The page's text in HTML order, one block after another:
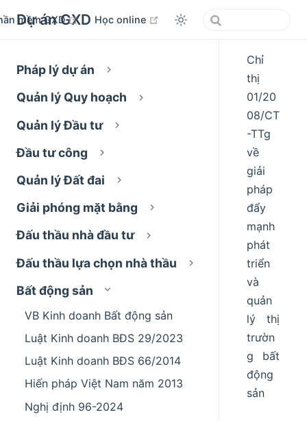
Dự án GXD
mềm GXD open in new window
Học online open in new window
Pháp lý dự án
Quản lý Quy hoạch
Quản lý Đầu tư
Đầu tư công
Quản lý Đất đai
Giải phóng mặt bằng
Đấu thầu nhà đầu tư
Đấu thầu lựa chọn nhà thầu
Bất động sản
VB Kinh doanh Bất động sản
Luật Kinh doanh BĐS 29/2023
Luật Kinh doanh BĐS 66/2014
Hiến pháp Việt Nam năm 2013
Nghị định 96-2024
Chỉ
thị
01/20
08/CT
-TTg
về
giải
pháp
đẩy
mạnh
phát
triển
và
quản
lý thị
trườn
g bất
động
sản